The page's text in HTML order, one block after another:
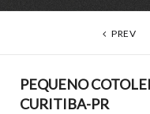
PREV
PEQUENO
CURITIBA-PR